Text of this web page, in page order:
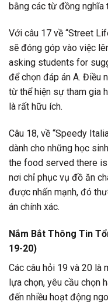
bằng các từ đồng nghĩa
Với câu 17 về “Street
sẽ đóng góp vào việc
asking students for
để chọn đáp án A. Điều
từ thể hiện sự tham gia
là rất hữu ích.
Câu 18, về “Speedy
dành cho những học
the food served there
nơi chỉ phục vụ đồ ăn
được nhấn mạnh, đó
án chính xác.
Nắm Bắt Thông Tin
19-20)
Các câu hỏi 19 và 20 là
lựa chọn, yêu cầu chọn
đến nhiều hoạt động